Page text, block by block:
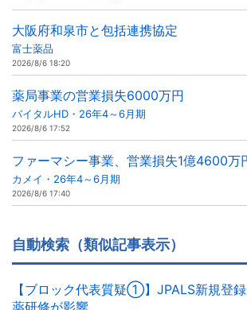
大阪府和泉市と包括連携協定
富士薬品
2026/8/6 18:20
薬局事業の営業損失6000万円
バイタルHD・26年4～6月期
2026/8/6 17:52
ファーマシー事業、営業損失1億4600万
カメイ・26年4～6月期
2026/8/6 17:40
自動検索（類似記事表示）
【ブロック代表質疑①】JPALS新規登
薬研修が影響